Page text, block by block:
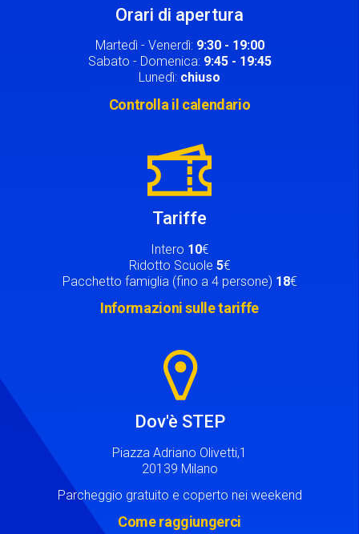
Orari di apertura
Martedì - Venerdì: 9:30 - 19:00
Sabato - Domenica: 9:45 - 19:45
Lunedì: chiuso
Controlla il calendario
Tariffe
Intero 10€
Ridotto Scuole 5€
Pacchetto famiglia (fino a 4 persone) 18€
Informazioni sulle tariffe
Dov'è STEP
Piazza Adriano Olivetti,1
20139 Milano
Parcheggio gratuito e coperto nei weekend
Come raggiungerci